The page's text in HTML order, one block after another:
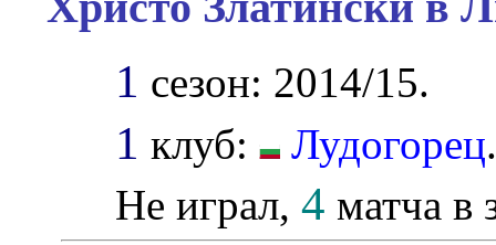
1 сезон: 2014/15.
1 клуб: Лудогорец
Не играл,4 матча в